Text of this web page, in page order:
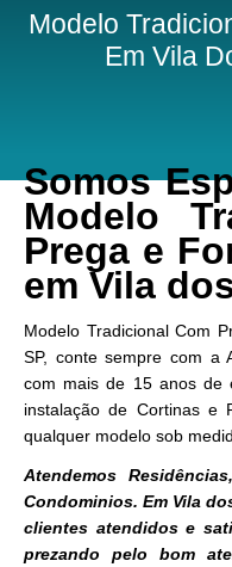
Modelo
Em Vila
Somos
Modelo
Prega e
em Vila
Modelo Tradicional Com
SP, conte sempre com a
com mais de 15 anos de
instalação de Cortinas e
qualquer modelo sob
Atendemos
Condominios. Em Vila
clientes atendidos e
prezando pelo bom